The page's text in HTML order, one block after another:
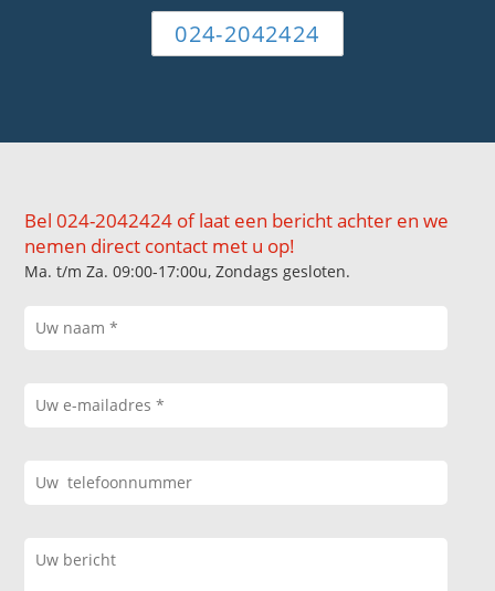
024-2042424
Bel 024-2042424 of laat een bericht achter en we
nemen direct contact met u op!
Ma. t/m Za. 09:00-17:00u, Zondags gesloten.